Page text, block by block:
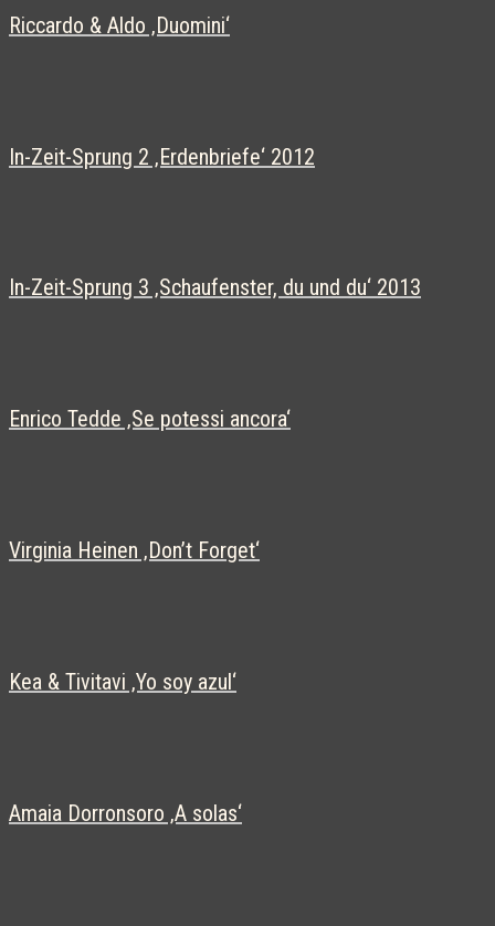
Riccardo & Aldo ‚Duomini‘
In-Zeit-Sprung 2 ‚Erdenbriefe‘ 2012
In-Zeit-Sprung 3 ‚Schaufenster, du und du‘ 2013
Enrico Tedde ‚Se potessi ancora‘
Virginia Heinen ‚Don’t Forget‘
Kea & Tivitavi ‚Yo soy azul‘
Amaia Dorronsoro ‚A solas‘